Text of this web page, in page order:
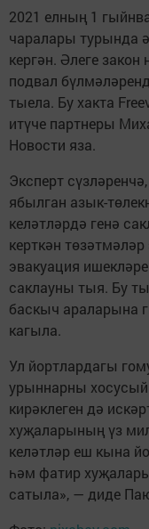
2021 елның 1
чаралары турында
кергән. Әлеге
подвал
тыела. Бу хакта
итүче партнеры
Новости яза.
Эксперт
ябылган азык-
келәтләрдә генә
керткән
эвакуация
саклауны тыя. Бу
баскыч араларына
кагыла.
Ул йортлардагы
урыннарны хосусый
кирәклеген дә
хуҗаларының үз
келәтләр еш кына
һәм фатир
сатыла», — диде